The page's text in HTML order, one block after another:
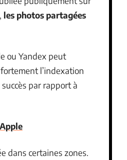
les photos partagées
ou Yandex peut
l’indexation
par rapport à
dans certaines zones.